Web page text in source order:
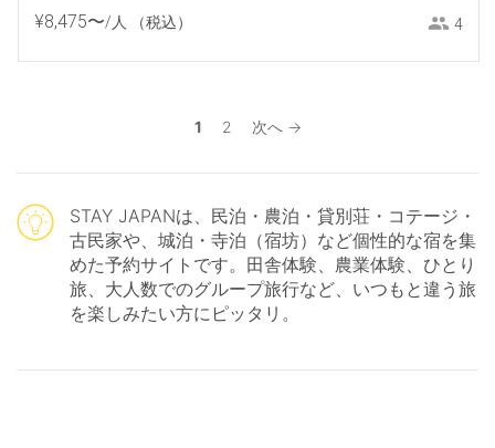
¥8,475〜/人 （税込） 4
1 2 次へ →
STAY JAPANは、民泊・農泊・貸別荘・コテージ・
古民家や、城泊・寺泊（宿坊）など個性的な宿を集
めた予約サイトです。田舎体験、農業体験、ひとり
旅、大人数でのグループ旅行など、いつもと違う旅
を楽しみたい方にピッタリ。